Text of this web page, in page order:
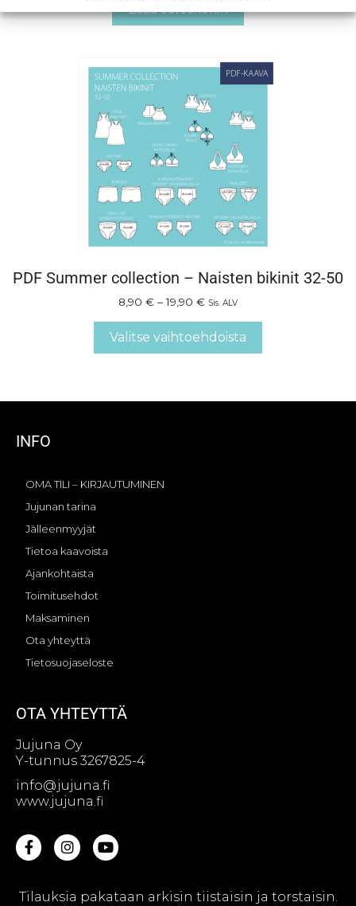
Tilauksia pakataan arkisin tiistaisin ja torstaisin.
Lisää ostoskoriin
PDF Summer collection – Naisten bikinit 32-50
8,90 € – 19,90 € Sis. ALV
Valitse vaihtoehdoista
INFO
OMA TILI – KIRJAUTUMINEN
Jujunan tarina
Jälleenmyyjät
Tietoa kaavoista
Ajankohtaista
Toimitusehdot
Maksaminen
Ota yhteyttä
Tietosuojaseloste
OTA YHTEYTTÄ
Jujuna Oy
Y-tunnus 3267825-4
info@jujuna.fi
www.jujuna.fi